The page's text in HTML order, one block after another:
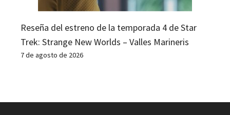
Reseña del estreno de la temporada 4 de Star
Trek: Strange New Worlds – Valles Marineris
7 de agosto de 2026